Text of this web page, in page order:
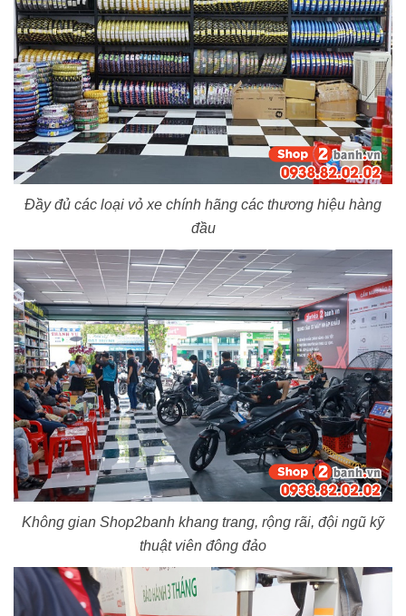
Đầy đủ các loại vỏ xe chính hãng các thương hiệu hàng
đầu
Không gian Shop2banh khang trang, rộng rãi, đội ngũ kỹ
thuật viên đông đảo